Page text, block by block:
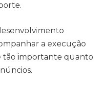
a execução
tão importante quanto